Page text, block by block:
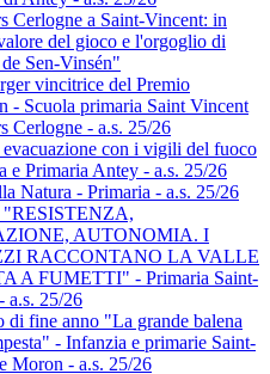
Cerlogne a Saint-Vincent: in
del gioco e l'orgoglio di
Sen-Vinsén"
vincitrice del Premio
- Scuola primaria Saint Vincent
Cerlogne - a.s. 25/26
con i vigili del fuoco
e Primaria Antey - a.s. 25/26
Natura - Primaria - a.s. 25/26
"RESISTENZA,
AUTONOMIA. I
RACCONTANO LA VALLE
A FUMETTI" - Primaria Saint-
a.s. 25/26
di fine anno "La grande balena
- Infanzia e primarie Saint-
Moron - a.s. 25/26